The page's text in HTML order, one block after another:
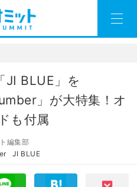
JI BLUE」を
」が大特集！オ
も付属
編集部
JI BLUE